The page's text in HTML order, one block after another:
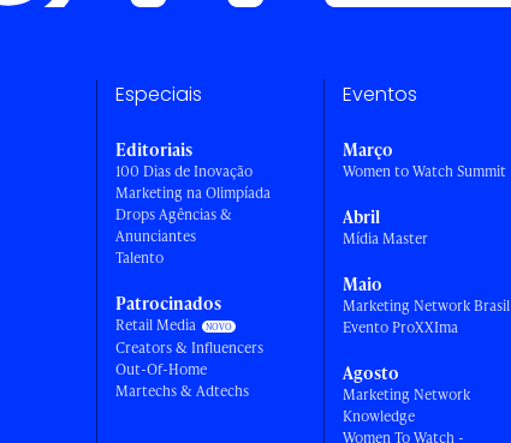
Especiais
Editoriais
100 Dias de Inovação
Marketing na Olimpíada
Drops Agências &
Anunciantes
Talento
Patrocinados
Retail Media
Creators & Influencers
Out-Of-Home
Martechs & Adtechs
Eventos
Março
Women to Watch Summit
Abril
Mídia Master
Maio
Marketing Network Brasil
Evento ProXXIma
Agosto
Marketing Network
Knowledge
Women To Watch -